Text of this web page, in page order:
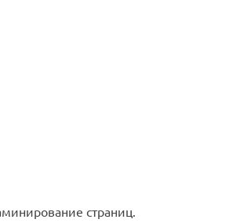
страниц.